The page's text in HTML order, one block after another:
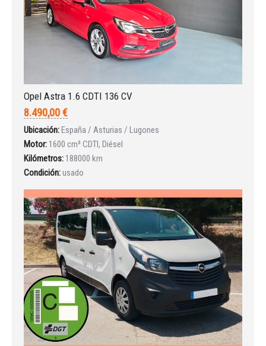
INICIAR SESIÓN
¿Ha olvidado la contraseña?
Opel Astra 1.6 CDTI 136 CV
8.490,00 €
Ubicación:España / Asturias / Lugones
Motor: 1600 cm³ CDTI, Diésel
Kilómetros: 188000 km
Condición:usado